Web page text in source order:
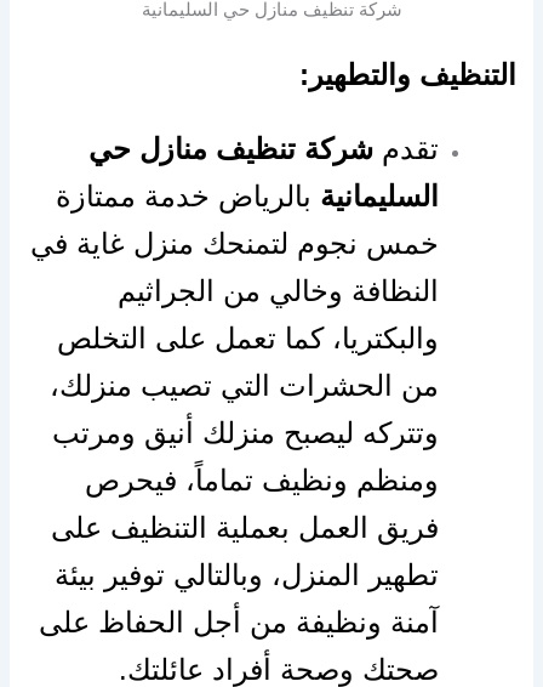
شركة تنظيف منازل حي السليمانية
التنظيف والتطهير:
تقدمشركة تنظيف منازل حي
السليمانية بالرياض خدمة ممتازة
خمس نجوم لتمنحك منزل غاية في
النظافة وخالي من الجراثيم
والبكتريا، كما تعمل على التخلص
من الحشرات التي تصيب منزلك،
وتتركه ليصبح منزلك أنيق ومرتب
ومنظم ونظيف تماماً، فيحرص
فريق العمل بعملية التنظيف على
تطهير المنزل، وبالتالي توفير بيئة
آمنة ونظيفة من أجل الحفاظ على
صحتك وصحة أفراد عائلتك.